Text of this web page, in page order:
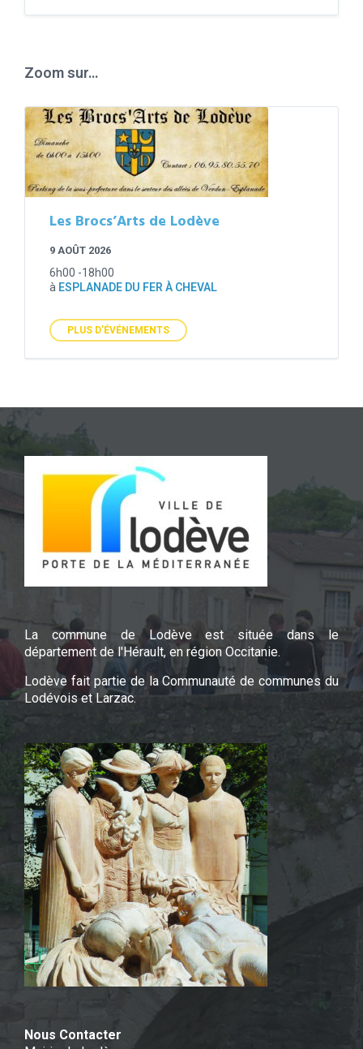
Zoom sur…
Les Brocs’Arts de Lodève
9 AOÛT 2026
6h00 -18h00
à ESPLANADE DU FER À CHEVAL
PLUS D'ÉVÉNEMENTS
La commune de Lodève est située dans le
département de l'Hérault, en région Occitanie.
Lodève fait partie de la Communauté de communes du
Lodévois et Larzac.
Nous Contacter